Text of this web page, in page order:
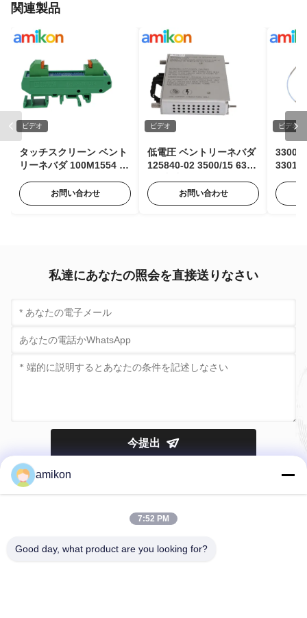
関連製品
ビデオ
タッチスクリーン ベント
リーネバダ 100M1554 パ
ュール 状態監視用
お問い合わせ
ビデオ
低電圧 ベントリーネバダ
125840-02 3500/15 63Hz
～264 Vac RMS
お問い合わせ
ビデオ
3300
型近接
私達にあなたの照会を直接送りなさい
今提出
amikon
7:52 PM
Good day, what product are you looking for?